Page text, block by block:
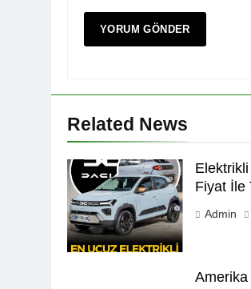
Related News
Elektrikli
Fiyat İle
Admin